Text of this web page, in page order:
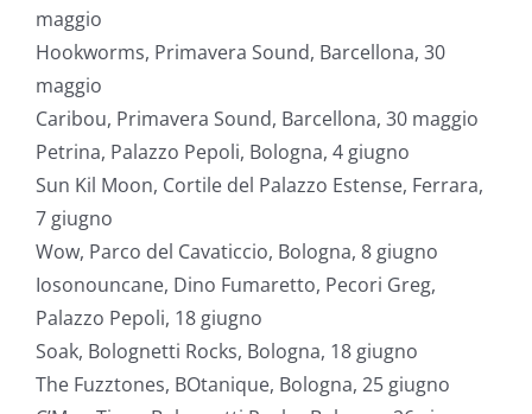
maggio
Hookworms, Primavera Sound, Barcellona, 30
maggio
Caribou, Primavera Sound, Barcellona, 30 maggio
Petrina, Palazzo Pepoli, Bologna, 4 giugno
Sun Kil Moon, Cortile del Palazzo Estense, Ferrara,
7 giugno
Wow, Parco del Cavaticcio, Bologna, 8 giugno
Iosonouncane, Dino Fumaretto, Pecori Greg,
Palazzo Pepoli, 18 giugno
Soak, Bolognetti Rocks, Bologna, 18 giugno
The Fuzztones, BOtanique, Bologna, 25 giugno